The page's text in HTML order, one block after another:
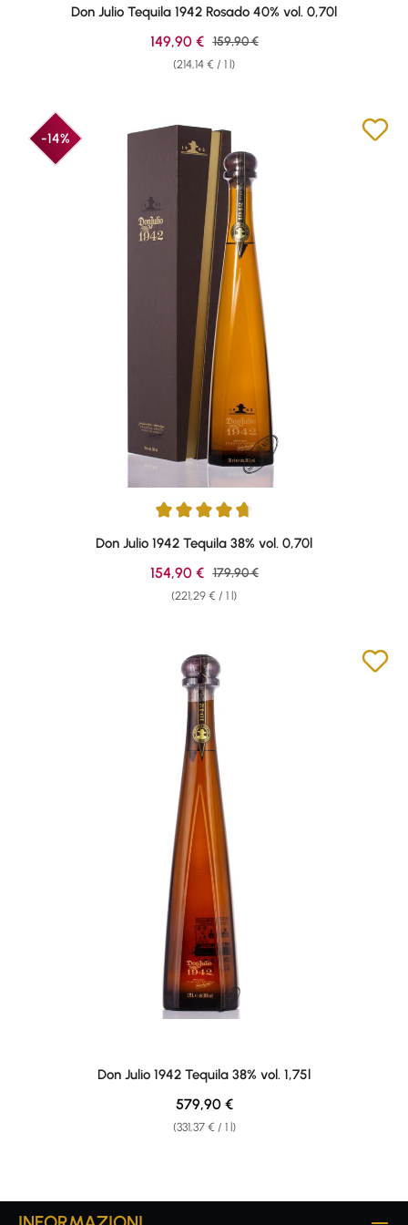
Don Julio Tequila 1942 Rosado 40% vol. 0,70l
(214,14 € / 1 l)
Sale price:
149,90 € Regular price:
159,90 €
-14%
Average rating of 4.84 out of 5 stars
Don Julio 1942 Tequila 38% vol. 0,70l
(221,29 € / 1 l)
Sale price:
154,90 € Regular price:
179,90 €
Don Julio 1942 Tequila 38% vol. 1,75l
(331,37 € / 1 l)
Regular price:
579,90 €